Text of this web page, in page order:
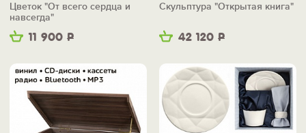
11 900 Р
Цветок "От всего сердца и
навсегда"
42 120 Р
Скульптура "Открытая книга"